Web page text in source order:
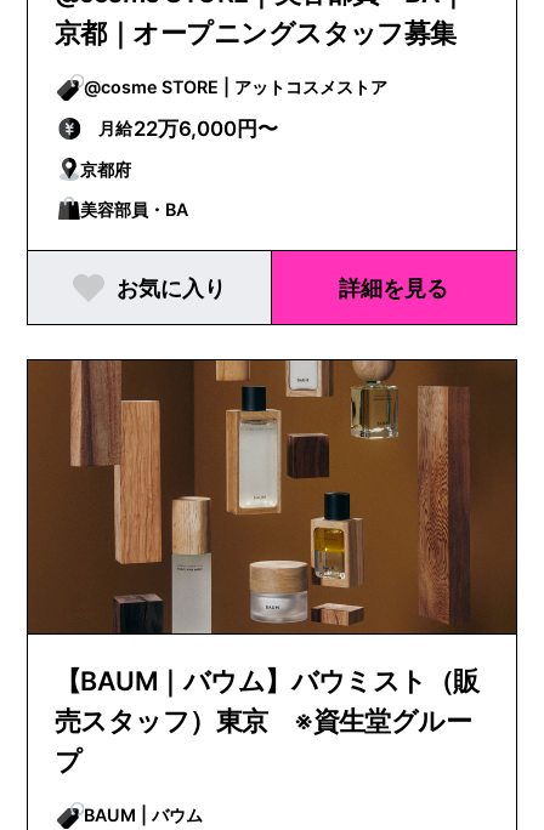
京都｜オープニングスタッフ募集
@cosme STORE | アットコスメストア
月給22万6,000円〜
京都府
美容部員・BA
お気に入り 詳細を見る
【BAUM｜バウム】バウミスト（販
売スタッフ）東京 ※資生堂グルー
プ
BAUM | バウム